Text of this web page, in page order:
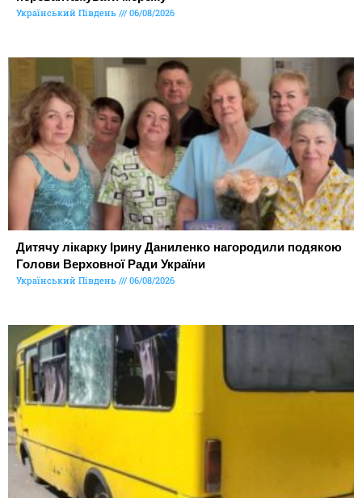
Український Південь 06/08/2026
Дитячу лікарку Ірину Даниленко нагородили подякою
Голови Верховної Ради України
Український Південь 06/08/2026